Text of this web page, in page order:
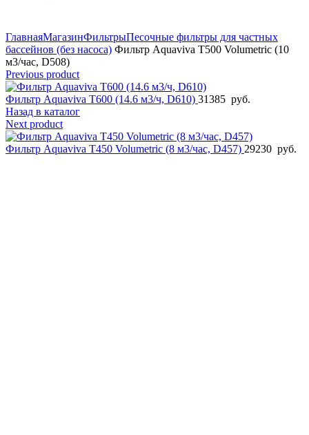
ГлавнаяМагазинФильтрыПесочные фильтры для частных
бассейнов (без насоса) Фильтр Aquaviva T500 Volumetric (10
м3/час, D508)
Previous product
Фильтр Aquaviva T600 (14.6 м3/ч, D610) 31385 руб.
Назад в каталог
Next product
Фильтр Aquaviva T450 Volumetric (8 м3/час, D457) 29230 руб.